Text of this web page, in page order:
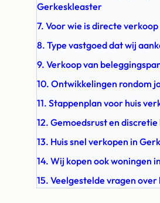
Gerkeskleaster
7. Voor wie is directe
8. Type vastgoed dat wij
9. Verkoop van
10. Ontwikkelingen rondom
11. Stappenplan voor huis
12. Gemoedsrust en
13. Huis snel verkopen in
14. Wij kopen ook woningen
15. Veelgestelde vragen